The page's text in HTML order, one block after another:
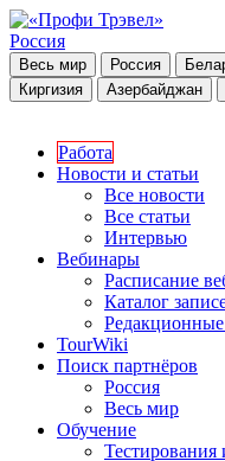
Россия
Весь мир Россия
Киргизия
Азербайджан
Работа
Новости и статьи
Все новости
Все статьи
Интервью
Вебинары
Расписание
Каталог
TourWiki
Поиск партнёров
Россия
Весь мир
Обучение